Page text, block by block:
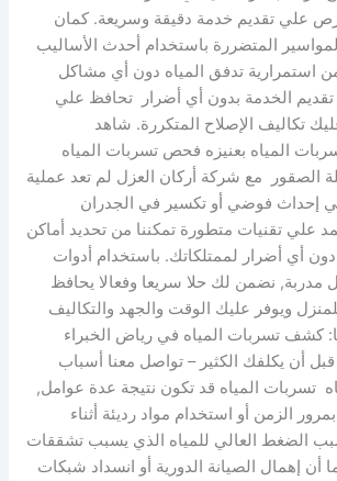
علي تقديم خدمة دقيقة وسريعة. كمان
المتضررة باستخدام أحدث الأساليب
استمرارية تدفق المياه دون أي مشاكل
تقديم الخدمة بدون أي أضرار تحافظ علي
تكاليف الإصلاح المتكررة. شاهد
المياه بعنيزه فحص تسربات المياه
الصقور مع شركة أركان العزل لم تعد عملية
إحداث فوضي أو تكسير في الجدران
علي تقنيات متطورة تمكننا من تحديد أماكن
أي أضرار لممتلكاتك. باستخدام أدوات
نضمن لك حلا سريعا وفعالا يحافظ
ويوفر عليك الوقت والجهد والتكاليف
كشف تسربات المياه في رياض الخبراء
أن يكلفك الكثير – تواصل معنا أسباب
تسربات المياه قد تكون نتيجة عدة عوامل,
الزمن أو استخدام مواد رديئة أثناء
الضغط العالي للمياه الذي يسبب تشققات
أن إهمال الصيانة الدورية أو انسداد شبكات